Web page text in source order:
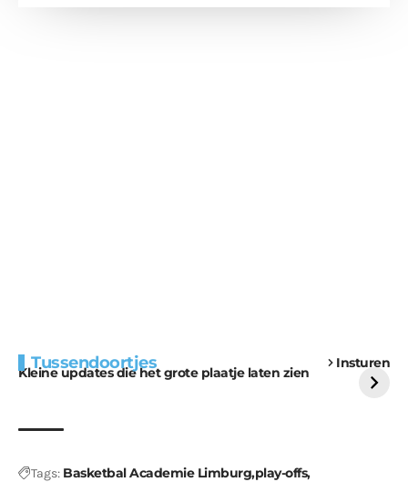
Tussendoortjes Insturen
Kleine updates die het grote plaatje laten zien
voor kabouters
uitdaging
Tags: Basketbal Academie Limburgplay-offs